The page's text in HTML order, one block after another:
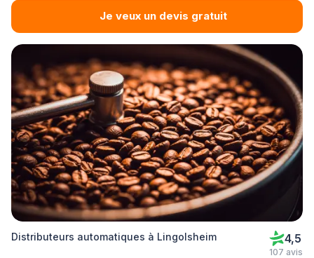
Je veux un devis gratuit
Distributeurs automatiques à Lingolsheim 4,5
107 avis